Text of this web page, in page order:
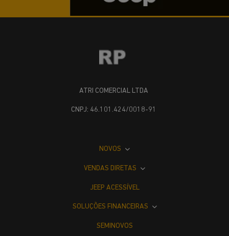
ATRI COMERCIAL LTDA
CNPJ: 46.101.424/0018-91
NOVOS
VENDAS DIRETAS
JEEP ACESSÍVEL
SOLUÇÕES FINANCEIRAS
SEMINOVOS